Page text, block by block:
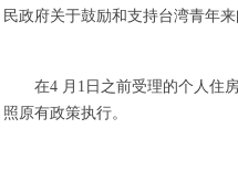
民政府关于鼓励和支持台湾青年
在4 月1日之前受理的个人住
照原有政策执行。